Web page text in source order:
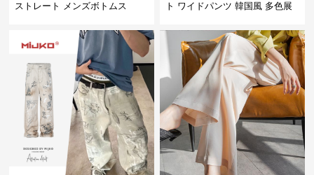
ストレート メンズボトムス
ト ワイドパンツ 韓国風 多色展